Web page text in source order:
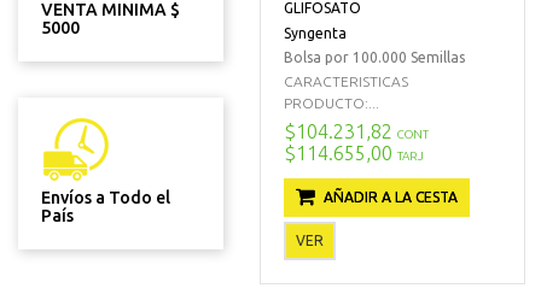
VENTA MINIMA $
5000
Envíos a Todo el
País
GLIFOSATO
Syngenta
Bolsa por 100.000 Semillas
CARACTERISTICAS
PRODUCTO:...
$104.231,82 CONT
$114.655,00 TARJ
AÑADIR A LA CESTA
VER